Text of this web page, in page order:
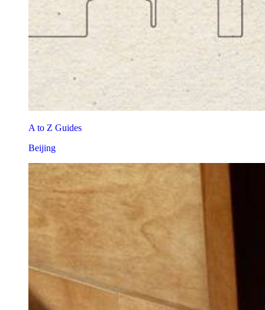
A to Z Guides
Beijing